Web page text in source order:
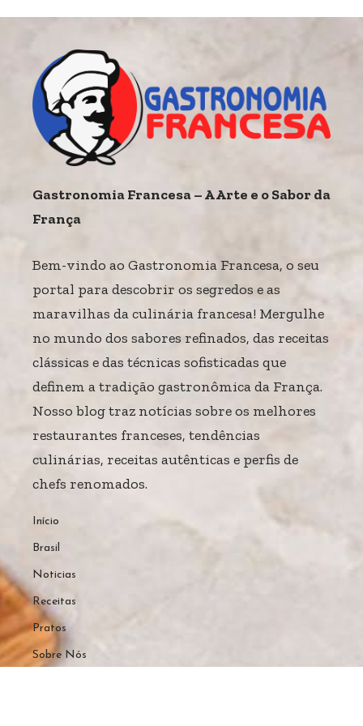
Gastronomia Francesa – A Arte e o Sabor da
França
Bem-vindo ao Gastronomia Francesa, o seu
portal para descobrir os segredos e as
maravilhas da culinária francesa! Mergulhe
no mundo dos sabores refinados, das receitas
clássicas e das técnicas sofisticadas que
definem a tradição gastronômica da França.
Nosso blog traz notícias sobre os melhores
restaurantes franceses, tendências
culinárias, receitas autênticas e perfis de
chefs renomados.
Início
Brasil
Noticias
Receitas
Pratos
Sobre Nós